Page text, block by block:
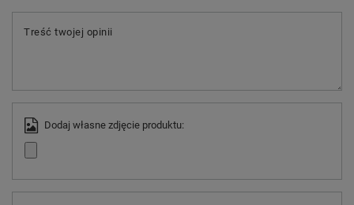
Treść twojej opinii
Dodaj własne zdjęcie produktu: